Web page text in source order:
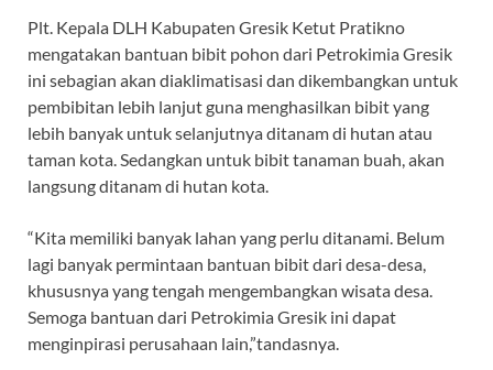
Plt. Kepala DLH Kabupaten Gresik Ketut Pratikno
mengatakan bantuan bibit pohon dari Petrokimia Gresik
ini sebagian akan diaklimatisasi dan dikembangkan untuk
pembibitan lebih lanjut guna menghasilkan bibit yang
lebih banyak untuk selanjutnya ditanam di hutan atau
taman kota. Sedangkan untuk bibit tanaman buah, akan
langsung ditanam di hutan kota.
“Kita memiliki banyak lahan yang perlu ditanami. Belum
lagi banyak permintaan bantuan bibit dari desa-desa,
khususnya yang tengah mengembangkan wisata desa.
Semoga bantuan dari Petrokimia Gresik ini dapat
menginpirasi perusahaan lain,”tandasnya.